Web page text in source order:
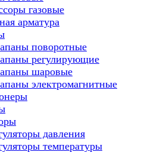
газовые
арматура
поворотные
регулирующие
шаровые
электромагнитные
давления
температуры